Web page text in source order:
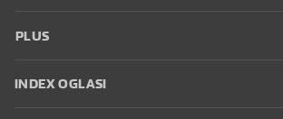
PLUS
INDEX OGLASI